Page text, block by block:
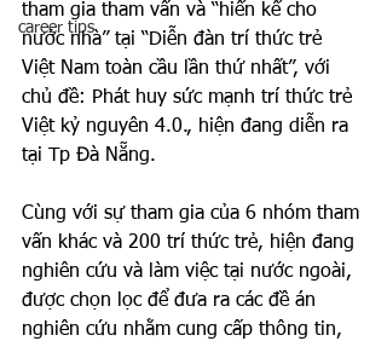
career tips
tham gia tham vấn và “hiến kế cho
nước nhà” tại “Diễn đàn trí thức trẻ
Việt Nam toàn cầu lần thứ nhất”, với
chủ đề: Phát huy sức mạnh trí thức trẻ
Việt kỷ nguyên 4.0., hiện đang diễn ra
tại Tp Đà Nẵng.
Cùng với sự tham gia của 6 nhóm tham
vấn khác và 200 trí thức trẻ, hiện đang
nghiên cứu và làm việc tại nước ngoài,
được chọn lọc để đưa ra các đề án
nghiên cứu nhằm cung cấp thông tin,